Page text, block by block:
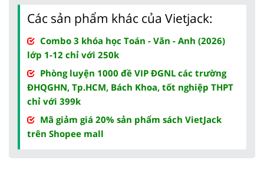
Các sản phẩm khác của Vietjack:
Combo 3 khóa học Toán - Văn - Anh (2026)
lớp 1-12 chỉ với 250k
Phòng luyện 1000 đề VIP ĐGNL các trường
ĐHQGHN, Tp.HCM, Bách Khoa, tốt nghiệp THPT
chỉ với 399k
Mã giảm giá 20% sản phẩm sách VietJack
trên Shopee mall